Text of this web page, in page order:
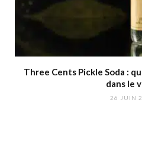
Three Cents Pickle Soda :
dans le
26 JUIN